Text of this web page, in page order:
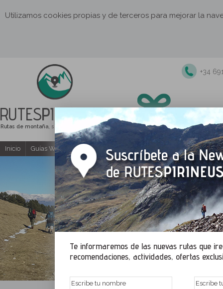
Utilizamos cookies propias y de terceros para mejorar la
RUTESPIRINEUS
Rutas de montaña, senderismo y excursiones
+34
Te informaremos de las nuevas rutas que
recomendaciones, actividades, ofertas
Inicio Guías Web y PDF gratuitas Excursiones y actividades